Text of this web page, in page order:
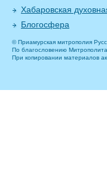
Хабаровская
Блогосфера
© Приамурская митрополия
По благословению
При копировании материалов